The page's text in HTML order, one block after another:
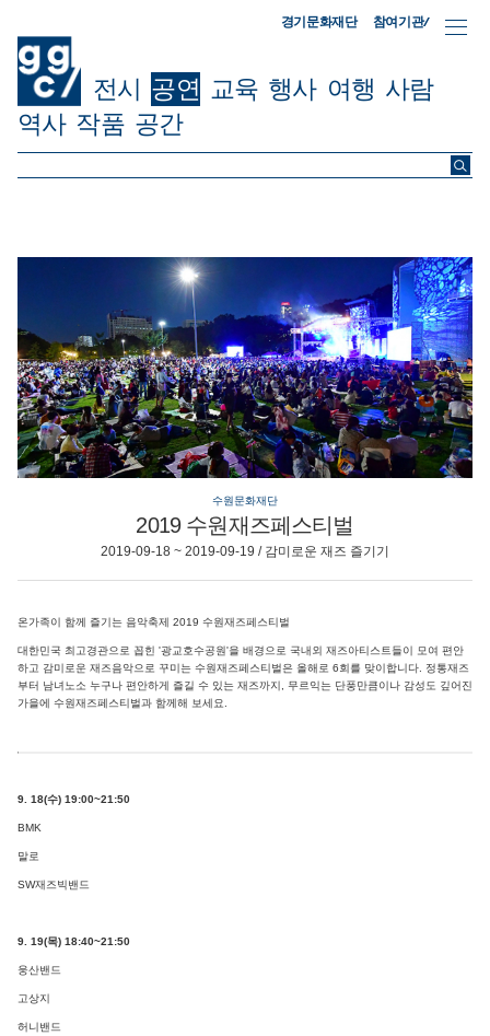
경기문화재단 참여기관/
전시 공연 교육 행사 여행 사람
역사 작품 공간
ggc/
수원문화재단
2019 수원재즈페스티벌
2019-09-18 ~ 2019-09-19 / 감미로운 재즈 즐기기
온가족이 함께 즐기는 음악축제 2019 수원재즈페스티벌
대한민국 최고경관으로 꼽힌 '광교호수공원'을 배경으로 국내외 재즈아티스트들이 모여 편안
하고 감미로운 재즈음악으로 꾸미는 수원재즈페스티벌은 올해로 6회를 맞이합니다. 정통재즈
부터 남녀노소 누구나 편안하게 즐길 수 있는 재즈까지, 무르익는 단풍만큼이나 감성도 깊어진
가을에 수원재즈페스티벌과 함께해 보세요.
9. 18(수) 19:00~21:50
BMK
말로
SW재즈빅밴드
9. 19(목) 18:40~21:50
웅산밴드
고상지
허니밴드